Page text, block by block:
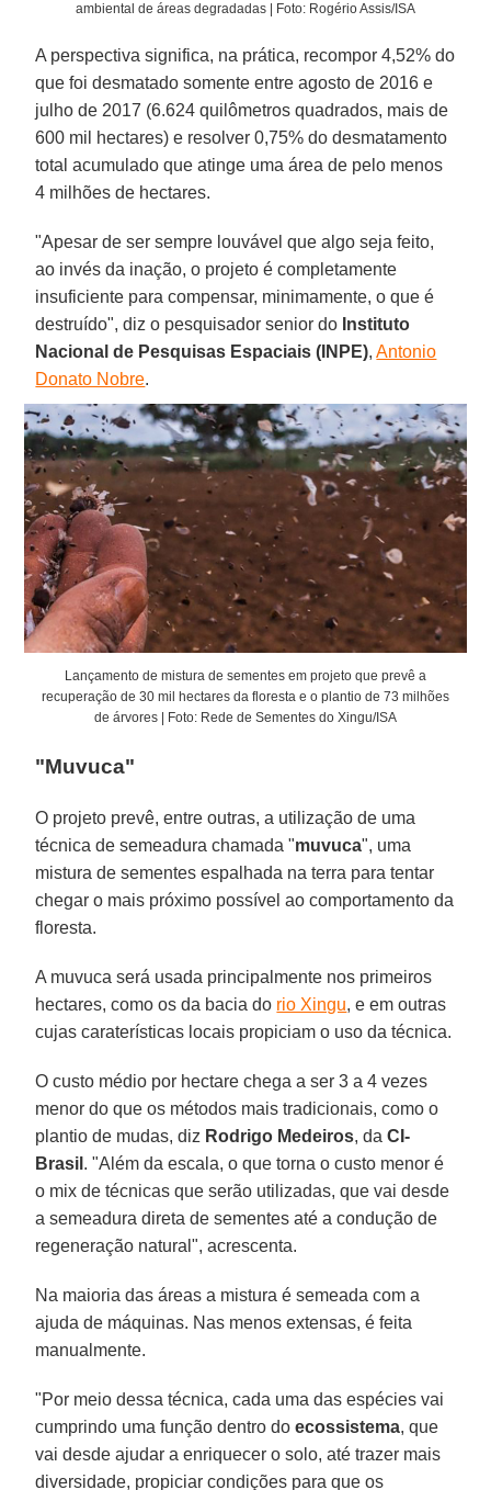
ambiental de áreas degradadas | Foto: Rogério Assis/ISA
A perspectiva significa, na prática, recompor 4,52% do
que foi desmatado somente entre agosto de 2016 e
julho de 2017 (6.624 quilômetros quadrados, mais de
600 mil hectares) e resolver 0,75% do desmatamento
total acumulado que atinge uma área de pelo menos
4 milhões de hectares.
"Apesar de ser sempre louvável que algo seja feito,
ao invés da inação, o projeto é completamente
insuficiente para compensar, minimamente, o que é
destruído", diz o pesquisador senior do Instituto
Nacional de Pesquisas Espaciais (INPE),Antonio
Donato Nobre.
Lançamento de mistura de sementes em projeto que prevê a
recuperação de 30 mil hectares da floresta e o plantio de 73 milhões
de árvores | Foto: Rede de Sementes do Xingu/ISA
"Muvuca"
O projeto prevê, entre outras, a utilização de uma
técnica de semeadura chamada "muvuca", uma
mistura de sementes espalhada na terra para tentar
chegar o mais próximo possível ao comportamento da
floresta.
A muvuca será usada principalmente nos primeiros
hectares, como os da bacia do rio Xingu, e em outras
cujas caraterísticas locais propiciam o uso da técnica.
O custo médio por hectare chega a ser 3 a 4 vezes
menor do que os métodos mais tradicionais, como o
plantio de mudas, diz Rodrigo Medeiros, daCI-
Brasil . "Além da escala, o que torna o custo menor é
o mix de técnicas que serão utilizadas, que vai desde
a semeadura direta de sementes até a condução de
regeneração natural", acrescenta.
Na maioria das áreas a mistura é semeada com a
ajuda de máquinas. Nas menos extensas, é feita
manualmente.
"Por meio dessa técnica, cada uma das espécies vai
cumprindo uma função dentro doecossistema, que
vai desde ajudar a enriquecer o solo, até trazer mais
diversidade, propiciar condições para que os